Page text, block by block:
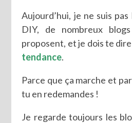
Aujourd’hui, je ne suis
DIY, de nombreux
proposent, et je dois te
tendance.
Parce que ça marche et
tu en redemandes !
Je regarde toujours les